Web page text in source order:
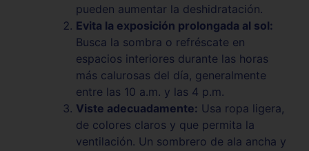
pueden aumentar la deshidratación.
Evita la exposición prolongada al sol:
Busca la sombra o refréscate en
espacios interiores durante las horas
más calurosas del día, generalmente
entre las 10 a.m. y las 4 p.m.
Viste adecuadamente: Usa ropa ligera,
de colores claros y que permita la
ventilación. Un sombrero de ala ancha y